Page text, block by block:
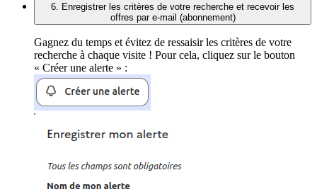
6. Enregistrer les critères de votre recherche et recevoir les
offres par e-mail (abonnement)
Gagnez du temps et évitez de ressaisir les critères de votre
recherche à chaque visite ! Pour cela, cliquez sur le bouton
« Créer une alerte » :